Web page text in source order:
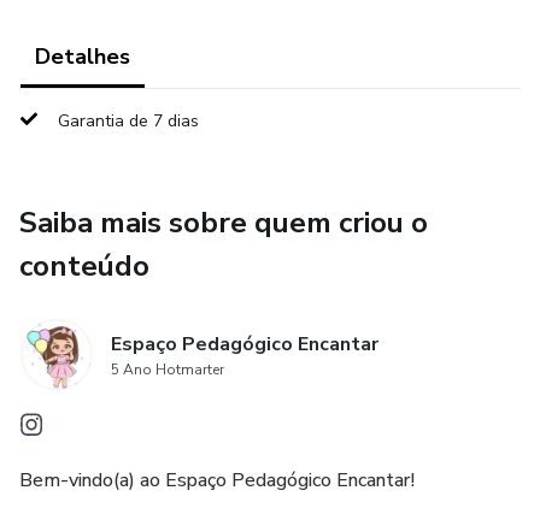
✅Explorar a Consciência fonológica
✅ Identificar a letra inicial das palavras
Detalhes
Garantia de 7 dias
Saiba mais sobre quem criou o
conteúdo
Espaço Pedagógico Encantar
5 Ano Hotmarter
Bem-vindo(a) ao Espaço Pedagógico Encantar!